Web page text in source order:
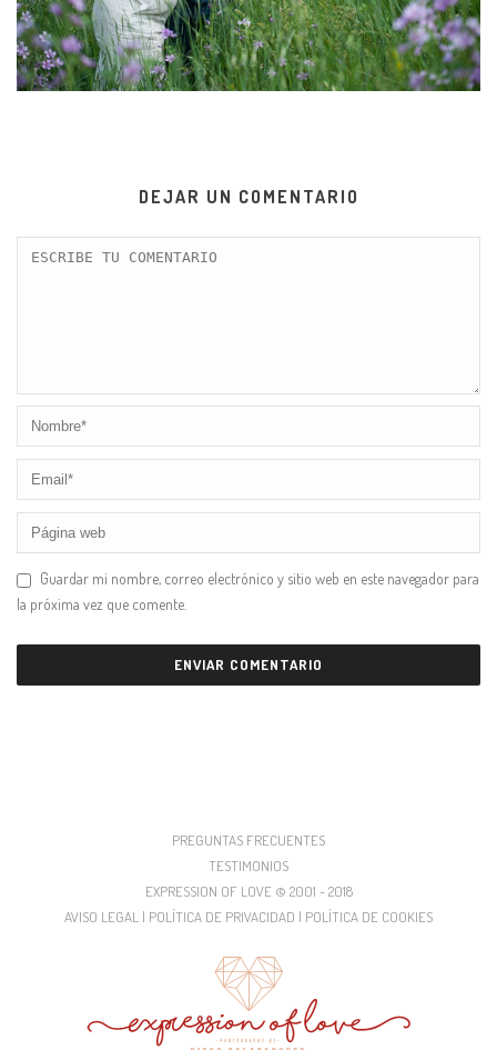
DEJAR UN COMENTARIO
Guardar mi nombre, correo electrónico y sitio web en este navegador para
la próxima vez que comente.
PREGUNTAS FRECUENTES
TESTIMONIOS
EXPRESSION OF LOVE © 2001 - 2018
AVISO LEGAL | POLÍTICA DE PRIVACIDAD | POLÍTICA DE COOKIES